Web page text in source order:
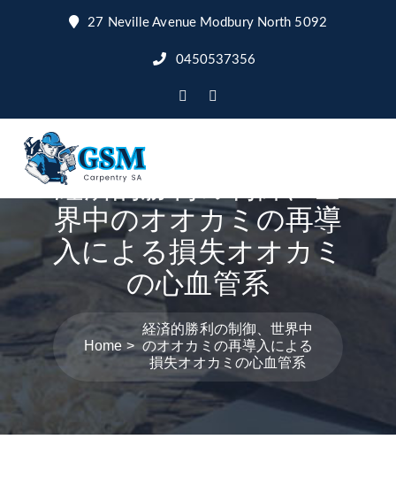
27 Neville Avenue Modbury North 5092
0450537356
経済的勝利の制御、世
界中のオオカミの再導
入による損失オオカミ
の心血管系
Home
経済的勝利の制御、世界中
のオオカミの再導入による
損失オオカミの心血管系